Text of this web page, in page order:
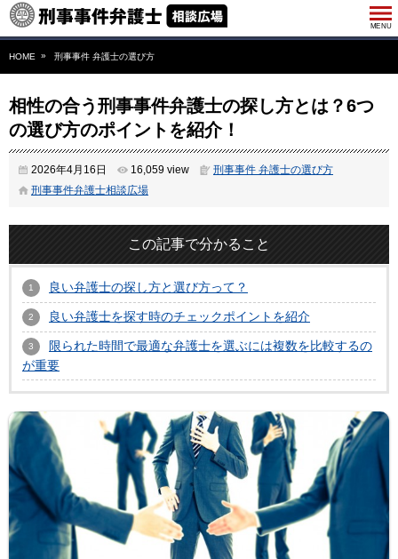
HOME 刑事事件 弁護士の選び方
相性の合う刑事事件弁護士の探し方とは？6つ
の選び方のポイントを紹介！
2026年4月16日 16,059 view
刑事事件 弁護士の選び方
刑事事件弁護士相談広場
この記事で分かること
良い弁護士の探し方と選び方って？
良い弁護士を探す時のチェックポイントを紹介
限られた時間で最適な弁護士を選ぶには複数を比較するの
が重要